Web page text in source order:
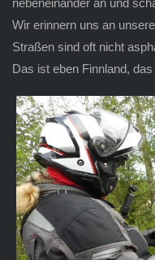
Wir erinnern uns an
Straßen sind oft nicht
Das ist eben Finnland,